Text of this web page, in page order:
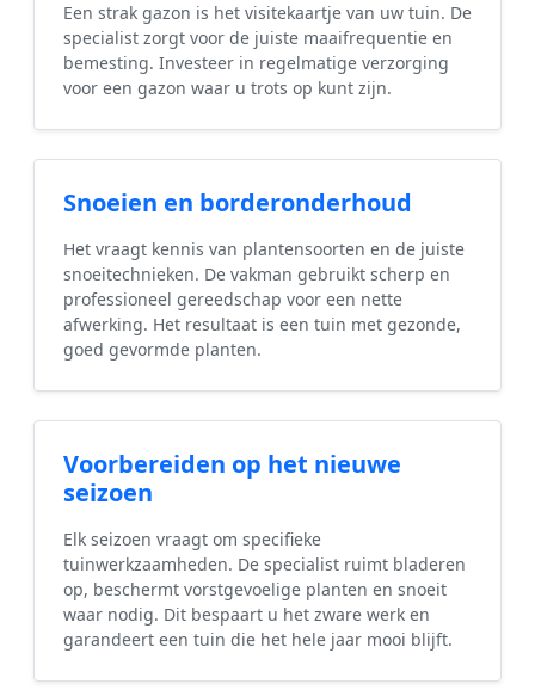
Een strak gazon is het visitekaartje van uw tuin. De
specialist zorgt voor de juiste maaifrequentie en
bemesting. Investeer in regelmatige verzorging
voor een gazon waar u trots op kunt zijn.
Snoeien en borderonderhoud
Het vraagt kennis van plantensoorten en de juiste
snoeitechnieken. De vakman gebruikt scherp en
professioneel gereedschap voor een nette
afwerking. Het resultaat is een tuin met gezonde,
goed gevormde planten.
Voorbereiden op het nieuwe
seizoen
Elk seizoen vraagt om specifieke
tuinwerkzaamheden. De specialist ruimt bladeren
op, beschermt vorstgevoelige planten en snoeit
waar nodig. Dit bespaart u het zware werk en
garandeert een tuin die het hele jaar mooi blijft.